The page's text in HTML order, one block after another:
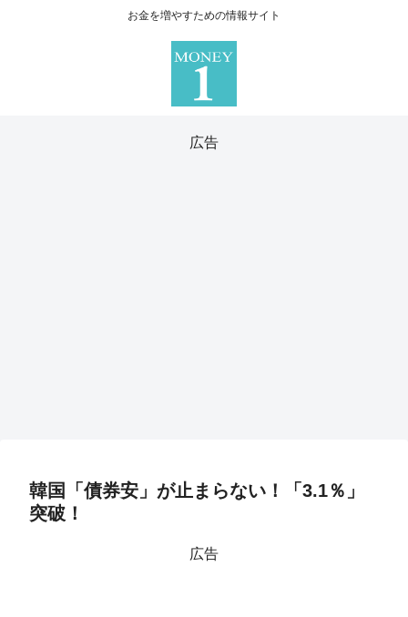
お金を増やすための情報サイト
広告
韓国「債券安」が止まらない！「3.1％」
突破！
広告